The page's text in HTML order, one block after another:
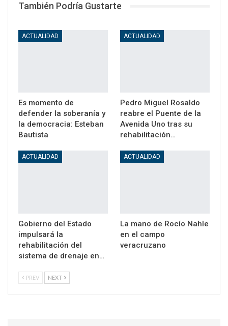
También Podría Gustarte
ACTUALIDAD
Es momento de
defender la soberanía y
la democracia: Esteban
Bautista
ACTUALIDAD
Pedro Miguel Rosaldo
reabre el Puente de la
Avenida Uno tras su
rehabilitación…
ACTUALIDAD
Gobierno del Estado
impulsará la
rehabilitación del
sistema de drenaje en…
ACTUALIDAD
La mano de Rocío Nahle
en el campo
veracruzano
PREV NEXT